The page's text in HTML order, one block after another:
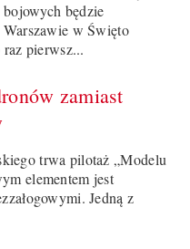
będzie
w Święto
pierwsz...
zamiast
trwa pilotaż „Modelu
elementem jest
Jedną z